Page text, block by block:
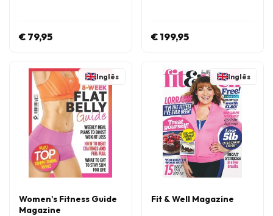
€ 79,95 € 199,95
Inglês
Women's Fitness Guide
Magazine
Inglês
Fit & Well Magazine